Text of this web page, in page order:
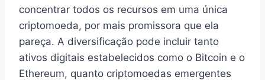
concentrar todos os recursos em uma única
criptomoeda, por mais promissora que ela
pareça. A diversificação pode incluir tanto
ativos digitais estabelecidos como o Bitcoin e o
Ethereum, quanto criptomoedas emergentes